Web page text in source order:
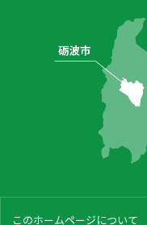
このホームページについて